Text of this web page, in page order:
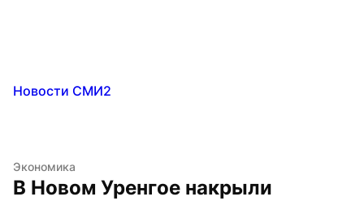
Новости СМИ2
Экономика
В Новом Уренгое накрыли